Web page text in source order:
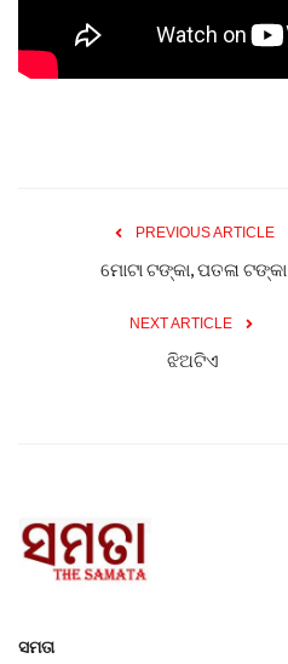
Gallery
PREVIOUS ARTICLE
ମୋଟା ଟଙ୍କା, ପତଳା ଟଙ୍କା
NEXT ARTICLE
ଝିଅଟିଏ
ସମତା